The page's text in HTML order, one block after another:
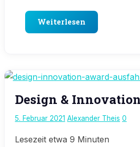
Weiterlesen
Bike
News
Design &
5. Februar 2021 Alexander Theis 0
Lesezeit etwa 9 Minuten